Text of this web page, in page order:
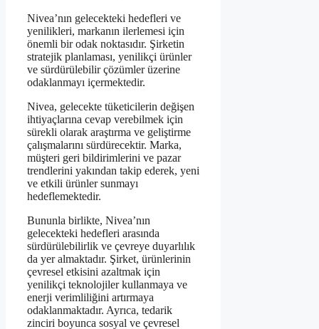
Nivea’nın gelecekteki hedefleri ve
yenilikleri, markanın ilerlemesi için
önemli bir odak noktasıdır. Şirketin
stratejik planlaması, yenilikçi ürünler
ve sürdürülebilir çözümler üzerine
odaklanmayı içermektedir.
Nivea, gelecekte tüketicilerin değişen
ihtiyaçlarına cevap verebilmek için
sürekli olarak araştırma ve geliştirme
çalışmalarını sürdürecektir. Marka,
müşteri geri bildirimlerini ve pazar
trendlerini yakından takip ederek, yeni
ve etkili ürünler sunmayı
hedeflemektedir.
Bununla birlikte, Nivea’nın
gelecekteki hedefleri arasında
sürdürülebilirlik ve çevreye duyarlılık
da yer almaktadır. Şirket, ürünlerinin
çevresel etkisini azaltmak için
yenilikçi teknolojiler kullanmaya ve
enerji verimliliğini artırmaya
odaklanmaktadır. Ayrıca, tedarik
zinciri boyunca sosyal ve çevresel